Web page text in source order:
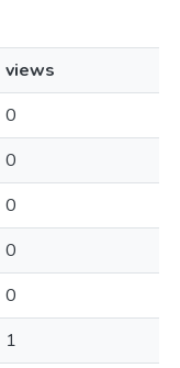
views
0
0
0
0
0
1